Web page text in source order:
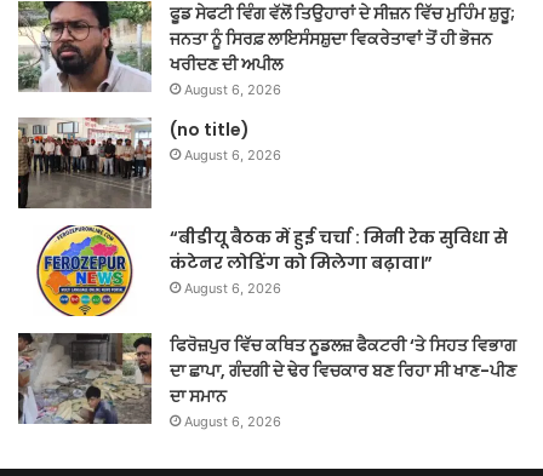
ਫੂਡ ਸੇਫਟੀ ਵਿੰਗ ਵੱਲੋਂ ਤਿਉਹਾਰਾਂ ਦੇ ਸੀਜ਼ਨ ਵਿੱਚ ਮੁਹਿੰਮ ਸ਼ੁਰੂ;
ਜਨਤਾ ਨੂੰ ਸਿਰਫ਼ ਲਾਇਸੰਸਸ਼ੁਦਾ ਵਿਕਰੇਤਾਵਾਂ ਤੋਂ ਹੀ ਭੋਜਨ
ਖਰੀਦਣ ਦੀ ਅਪੀਲ
August 6, 2026
(no title)
August 6, 2026
“बीडीयू बैठक में हुई चर्चा : मिनी रेक सुविधा से
कंटेनर लोडिंग को मिलेगा बढ़ावा।”
August 6, 2026
ਫਿਰੋਜ਼ਪੁਰ ਵਿੱਚ ਕਥਿਤ ਨੂਡਲਜ਼ ਫੈਕਟਰੀ ‘ਤੇ ਸਿਹਤ ਵਿਭਾਗ
ਦਾ ਛਾਪਾ, ਗੰਦਗੀ ਦੇ ਢੇਰ ਵਿਚਕਾਰ ਬਣ ਰਿਹਾ ਸੀ ਖਾਣ-ਪੀਣ
ਦਾ ਸਮਾਨ
August 6, 2026